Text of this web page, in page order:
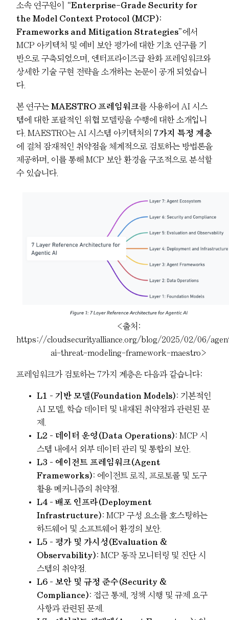
소속 연구원이
“Enterprise-Grade Security for
the Model Context Protocol (MCP):
Frameworks and Mitigation Strategies”에서
MCP 아키텍처 및 예비 보안 평가에 대한 기초 연구를 기
반으로 구축되었으며, 엔터프라이즈급 완화 프레임워크와
상세한 기술 구현 전략을 소개하는 논문이 공개 되었습니
다.
본 연구는 MAESTRO 프레임워크를 사용하여 AI 시스
템에 대한 포괄적인 위협 모델링을 수행에 대한 소개입니
다. MAESTRO는 AI 시스템 아키텍처의 7가지 특정 계층
에 걸쳐 잠재적인 취약점을 체계적으로 검토하는 방법론을
제공하며, 이를 통해 MCP 보안 환경을 구조적으로 분석할
수 있습니다.
<출처:
https://cloudsecurityalliance.org/blog/2025/02/06/
ai-threat-modeling-framework-maestro>
프레임워크가 검토하는 7가지 계층은 다음과 같습니다:
L1 – 기반 모델(Foundation Models): 기본적인
AI 모델, 학습 데이터 및 내재된 취약점과 관련된 문
제.
L2 – 데이터 운영(Data Operations): MCP 시
스템 내에서 외부 데이터 관리 및 통합의 보안.
L3 – 에이전트 프레임워크(Agent
Frameworks): 에이전트 로직, 프로토콜 및 도구
활용 메커니즘의 취약점.
L4 – 배포 인프라(Deployment
Infrastructure): MCP 구성 요소를 호스팅하는
하드웨어 및 소프트웨어 환경의 보안.
L5 – 평가 및 가시성(Evaluation &
Observability): MCP 동작 모니터링 및 진단 시
스템의 취약점.
L6 – 보안 및 규정 준수(Security &
Compliance): 접근 통제, 정책 시행 및 규제 요구
사항과 관련된 문제.